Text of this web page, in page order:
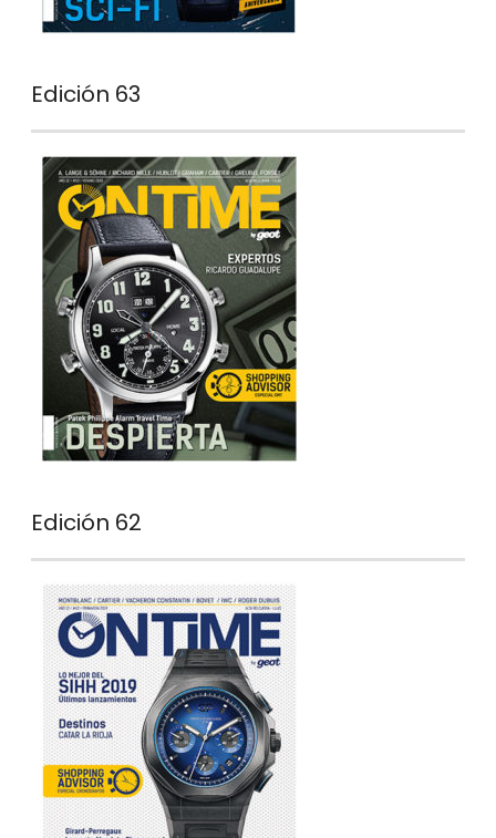
Edición 63
Edición 62